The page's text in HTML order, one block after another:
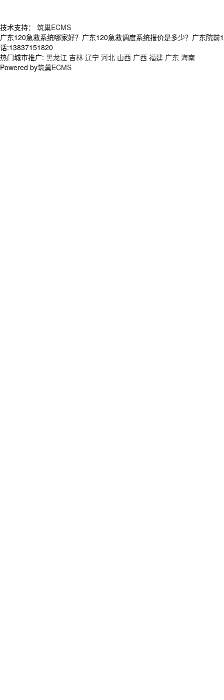
技术支持： 筑巢ECMS
广东120急救系统哪家好？广东120急救调度系统报价是多少？广东院
话:13837151820
热门城市推广: 黑龙江 吉林 辽宁 河北 山西 广西 福建 广东 海南
Powered by筑巢ECMS